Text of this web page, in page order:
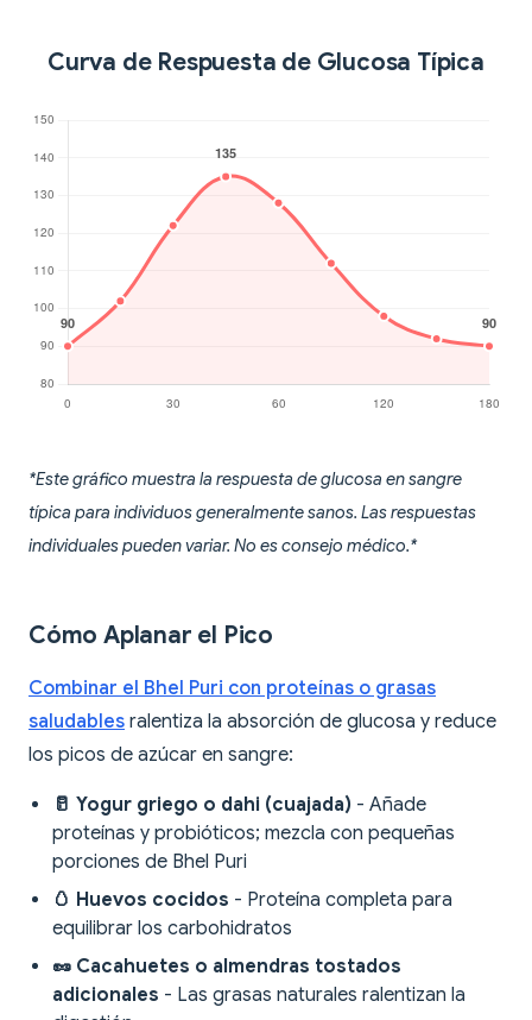
Curva de Respuesta de Glucosa Típica
*Este gráfico muestra la respuesta de glucosa en sangre
típica para individuos generalmente sanos. Las respuestas
individuales pueden variar. No es consejo médico.*
Cómo Aplanar el Pico
Combinar el Bhel Puri con proteínas o grasas
saludables ralentiza la absorción de glucosa y reduce
los picos de azúcar en sangre:
🥛 Yogur griego o dahi (cuajada) - Añade
proteínas y probióticos; mezcla con pequeñas
porciones de Bhel Puri
🥚 Huevos cocidos - Proteína completa para
equilibrar los carbohidratos
🥜 Cacahuetes o almendras tostados
adicionales - Las grasas naturales ralentizan la